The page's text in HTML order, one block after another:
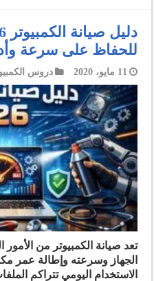
للحفاظ على سرعة
11 مايو، 2020 دروس
تعد صيانة الكمبيوتر من
الجهاز وسرعته وإطالة عمر
الاستخدام اليومي تتراكم